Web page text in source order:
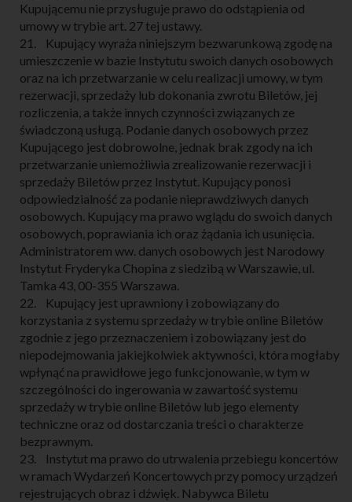
Kupującemu nie przysługuje prawo do odstąpienia od
umowy w trybie art. 27 tej ustawy.
21. Kupujący wyraża niniejszym bezwarunkową zgodę na
umieszczenie w bazie Instytutu swoich danych osobowych
oraz na ich przetwarzanie w celu realizacji umowy, w tym
rezerwacji, sprzedaży lub dokonania zwrotu Biletów, jej
rozliczenia, a także innych czynności związanych ze
świadczoną usługą. Podanie danych osobowych przez
Kupującego jest dobrowolne, jednak brak zgody na ich
przetwarzanie uniemożliwia zrealizowanie rezerwacji i
sprzedaży Biletów przez Instytut. Kupujący ponosi
odpowiedzialność za podanie nieprawdziwych danych
osobowych. Kupujący ma prawo wglądu do swoich danych
osobowych, poprawiania ich oraz żądania ich usunięcia.
Administratorem ww. danych osobowych jest Narodowy
Instytut Fryderyka Chopina z siedzibą w Warszawie, ul.
Tamka 43, 00-355 Warszawa.
22. Kupujący jest uprawniony i zobowiązany do
korzystania z systemu sprzedaży w trybie online Biletów
zgodnie z jego przeznaczeniem i zobowiązany jest do
niepodejmowania jakiejkolwiek aktywności, która mogłaby
wpłynąć na prawidłowe jego funkcjonowanie, w tym w
szczególności do ingerowania w zawartość systemu
sprzedaży w trybie online Biletów lub jego elementy
techniczne oraz od dostarczania treści o charakterze
bezprawnym.
23. Instytut ma prawo do utrwalenia przebiegu koncertów
w ramach Wydarzeń Koncertowych przy pomocy urządzeń
rejestrujących obraz i dźwięk. Nabywca Biletu